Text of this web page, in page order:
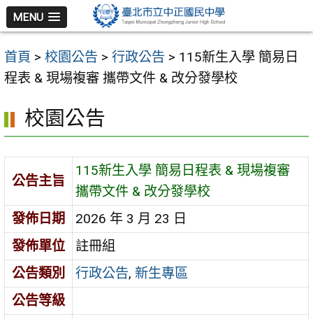
跳
至
主
要
容
區
MENU
首頁 > 校園公告 > 行政公告 > 115新生入學 簡易日
程表 & 現場複審 攜帶文件 & 改分發學校
校園公告
公告主旨
115新生入學 簡易日程表 & 現場複審
攜帶文件 & 改分發學校
發佈日期
2026 年 3 月 23 日
發佈單位
註冊組
公告類別
行政公告,新生專區
公告等級